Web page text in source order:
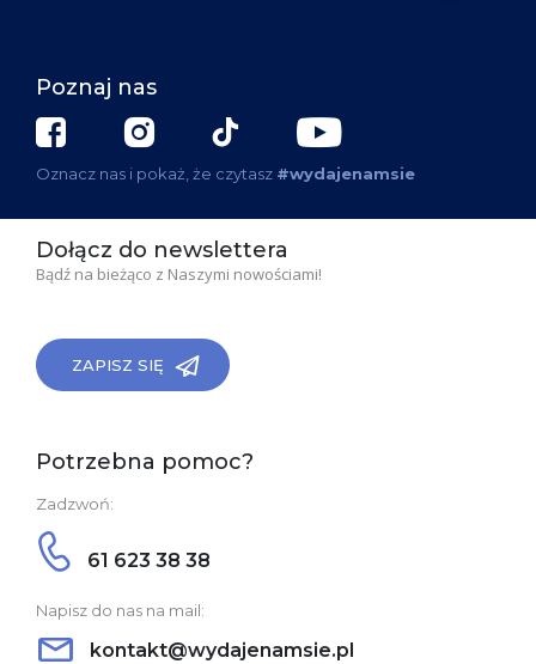
Poznaj nas
Oznacz nas i pokaż, że czytasz #wydajenamsie
Dołącz do newslettera
Bądź na bieżąco z Naszymi nowościami!
ZAPISZ SIĘ
Potrzebna pomoc?
Zadzwoń:
61 623 38 38
Napisz do nas na mail:
kontakt@wydajenamsie.pl